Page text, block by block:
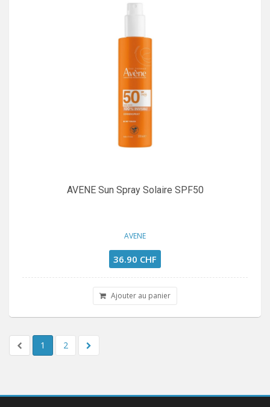
AVENE Sun Spray Solaire SPF50
AVENE
36.90 CHF
Ajouter au panier
1 2